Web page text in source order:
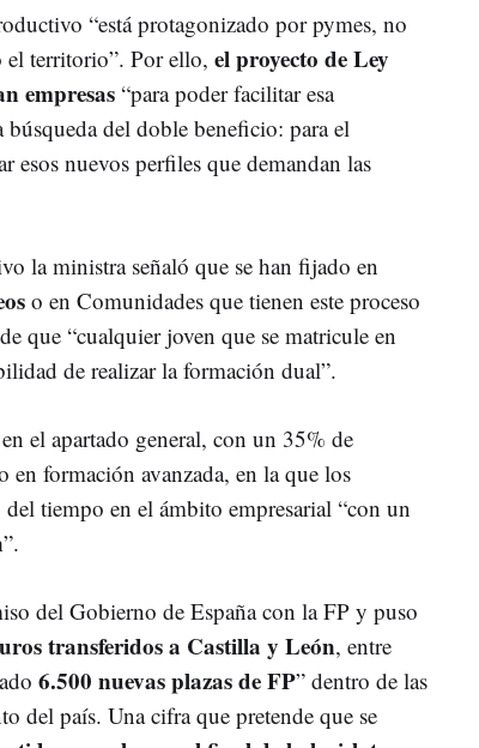
“está protagonizado por pymes, no
territorio”. Por ello, el proyecto de Ley
empresas “para poder facilitar esa
del doble beneficio: para el
esos nuevos perfiles que demandan las
la ministra señaló que se han fijado en
o en Comunidades que tienen este proceso
que “cualquier joven que se matricule en
de realizar la formación dual”.
el apartado general, con un 35% de
en formación avanzada, en la que los
tiempo en el ámbito empresarial “con un
”.
del Gobierno de España con la FP y puso
transferidos a Castilla y León, entre
6.500 nuevas plazas de FP” dentro de las
del país. Una cifra que pretende que se